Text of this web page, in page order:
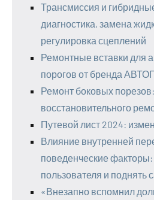
Трансмиссия и
диагностика, замена
регулировка сцеплений
Ремонтные вставки для
порогов от бренда
Ремонт боковых
восстановительного
Путевой лист 2024:
Влияние внутренней
поведенческие факторы:
пользователя и поднять
«Внезапно вспомнил